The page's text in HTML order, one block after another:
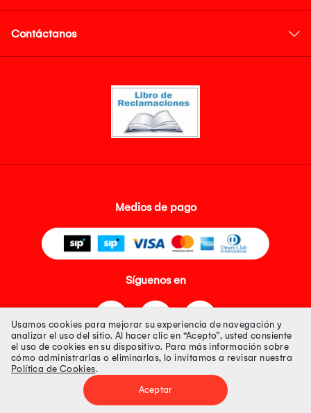
Contáctanos
Medios de pago
Síguenos en
Tienda 100% Segura
Tiendas Peruanas S.A. R.U.C. Nº 20493020618. Todos los derechos
Usamos cookies para mejorar su experiencia de navegación y
analizar el uso del sitio. Al hacer clic en “Acepto”, usted consiente
el uso de cookies en su dispositivo. Para más información sobre
cómo administrarlas o eliminarlas, lo invitamos a revisar nuestra
Política de Cookies.
Aceptar